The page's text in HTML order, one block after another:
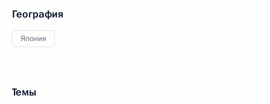
География
Япония
Темы